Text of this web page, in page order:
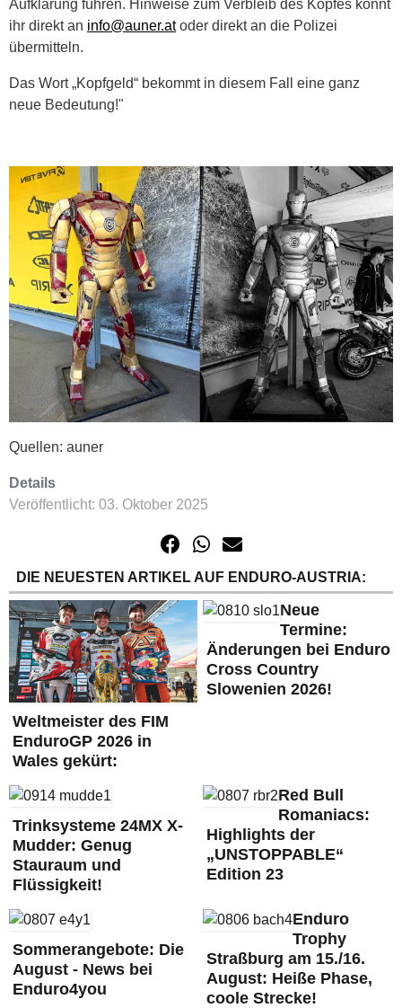
Aufklärung führen. Hinweise zum Verbleib des Kopfes könnt
ihr direkt an info@auner.atoder direkt an die Polizei
übermitteln.
Das Wort „Kopfgeld“ bekommt in diesem Fall eine ganz
neue Bedeutung!"
Quellen: auner
Details
Veröffentlicht: 03. Oktober 2025
DIE NEUESTEN ARTIKEL AUF ENDURO-AUSTRIA:
Weltmeister des FIM
EnduroGP 2026 in
Wales gekürt:
Neue
Termine:
Änderungen bei Enduro
Cross Country
Slowenien 2026!
Trinksysteme 24MX X-
Mudder: Genug
Stauraum und
Flüssigkeit!
Red Bull
Romaniacs:
Highlights der
„UNSTOPPABLE“
Edition 23
Sommerangebote: Die
August - News bei
Enduro4you
Enduro
Trophy
Straßburg am 15./16.
August: Heiße Phase,
coole Strecke!